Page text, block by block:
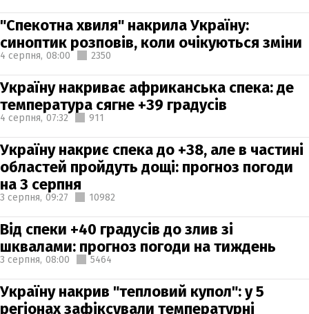
"Спекотна хвиля" накрила Україну:
синоптик розповів, коли очікуються зміни
4 серпня, 08:00 2350
Україну накриває африканська спека: де
температура сягне +39 градусів
4 серпня, 07:32 911
Україну накриє спека до +38, але в частині
областей пройдуть дощі: прогноз погоди
на 3 серпня
3 серпня, 09:27 10982
Від спеки +40 градусів до злив зі
шквалами: прогноз погоди на тиждень
3 серпня, 08:00 5464
Україну накрив "тепловий купол": у 5
регіонах зафіксували температурні